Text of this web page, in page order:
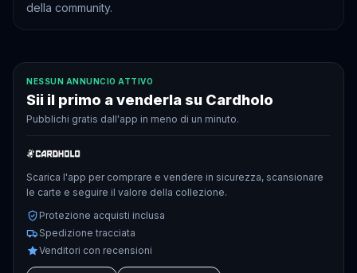
della community.
NESSUN ANNUNCIO ATTIVO
Sii il primo a venderla su Cardholo
Pubblichi gratis dall'app in meno di un minuto.
Scarica l'app per comprare e vendere in sicurezza, scansionare
le carte e seguire il valore della collezione.
Protezione acquisti inclusa
Spedizione tracciata
Venditori con recensioni